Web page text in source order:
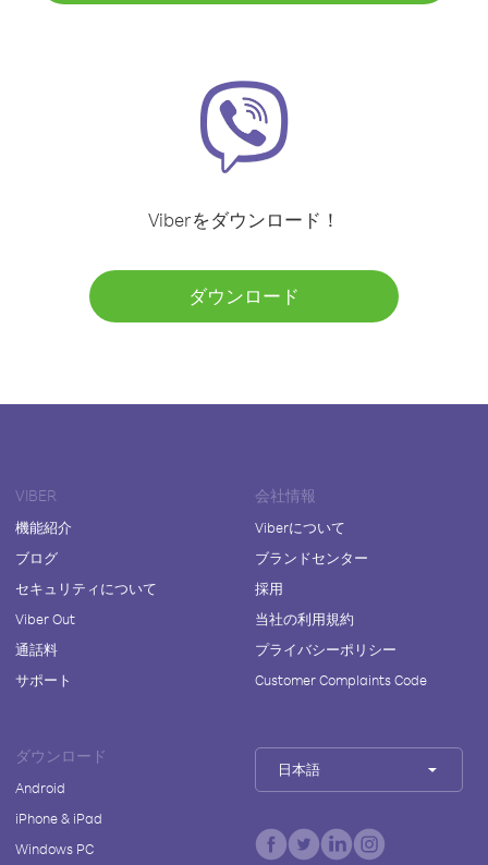
Viberをダウンロード！
ダウンロード
VIBER
機能紹介
ブログ
セキュリティについて
Viber Out
通話料
サポート
会社情報
Viberについて
ブランドセンター
採用
当社の利用規約
プライバシーポリシー
Customer Complaints Code
ダウンロード
Android
iPhone & iPad
Windows PC
日本語